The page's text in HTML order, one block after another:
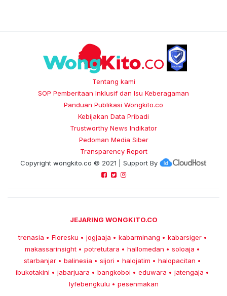
Tentang kami
SOP Pemberitaan Inklusif dan Isu Keberagaman
Panduan Publikasi Wongkito.co
Kebijakan Data Pribadi
Trustworthy News Indikator
Pedoman Media Siber
Transparency Report
Copyright wongkito.co © 2021 | Support By
JEJARING WONGKITO.CO
trenasia • Floresku • jogjaaja • kabarminang • kabarsiger •
makassarinsight • potretutara • hallomedan • soloaja •
starbanjar • balinesia • sijori • halojatim • halopacitan •
ibukotakini • jabarjuara • bangkoboi • eduwara • jatengaja •
lyfebengkulu • pesenmakan